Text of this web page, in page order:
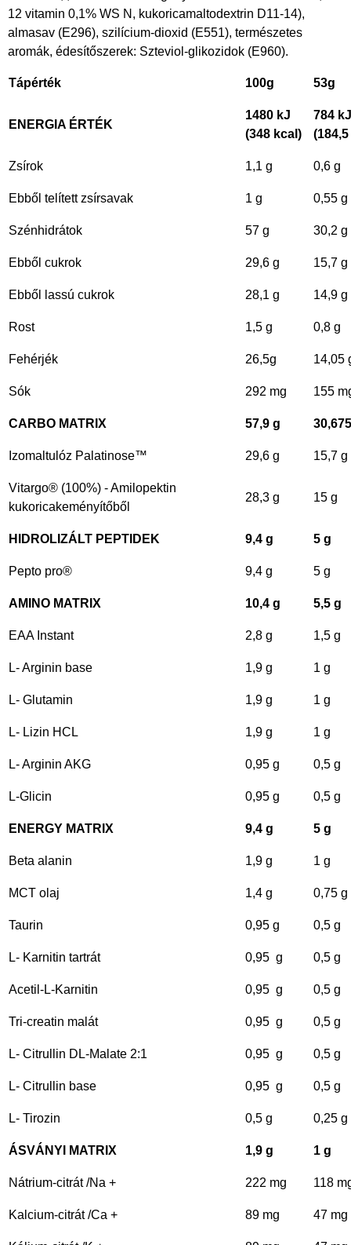
12 vitamin 0,1% WS N, kukoricamaltodextrin D11-14),
almasav (E296), szilícium-dioxid (E551), természetes
aromák, édesítőszerek: Szteviol-glikozidok (E960).
Tápérték 100g 53g
ENERGIA ÉRTÉK
1480 kJ
(348 kcal)
784 kJ
Zsírok 1,1 g 0,6 g
Ebből telített zsírsavak 1 g 0,55 g
Szénhidrátok 57 g 30,2 g
Ebből cukrok 29,6 g 15,7 g
Ebből lassú cukrok 28,1 g 14,9 g
Rost 1,5 g 0,8 g
Fehérjék 26,5g 14,05
Sók 292 mg 155
CARBO MATRIX 57,9 g
Izomaltulóz Palatinose™ 29,6 g 15,7 g
Vitargo® (100%) - Amilopektin
kukoricakeményítőből
28,3 g 15 g
HIDROLIZÁLT PEPTIDEK 9,4 g 5 g
Pepto pro® 9,4 g 5 g
AMINO MATRIX 10,4 g 5,5 g
EAA Instant 2,8 g 1,5 g
L- Arginin base 1,9 g 1 g
L- Glutamin 1,9 g 1 g
L- Lizin HCL 1,9 g 1 g
L- Arginin AKG 0,95 g 0,5 g
L-Glicin 0,95 g 0,5 g
ENERGY MATRIX 9,4 g 5 g
Beta alanin 1,9 g 1 g
MCT olaj 1,4 g 0,75 g
Taurin 0,95 g 0,5 g
L- Karnitin tartrát 0,95 g 0,5 g
Acetil-L-Karnitin 0,95 g 0,5 g
Tri-creatin malát 0,95 g 0,5 g
L- Citrullin DL-Malate 2:1 0,95 g 0,5 g
L- Citrullin base 0,95 g 0,5 g
L- Tirozin 0,5 g 0,25 g
ÁSVÁNYI MATRIX 1,9 g 1 g
Nátrium-citrát /Na + 222 mg 118
Kalcium-citrát /Ca + 89 mg 47 mg